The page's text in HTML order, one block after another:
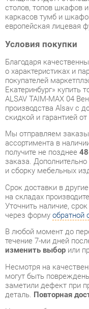
Условия покупки
Благодаря
о характеристиках и
покупателей
Екатеринбург» купить
ALSAV TAIM-MAX 04
производства Alsav с
скидкой и гарантией от
Мы отправляем заказы
ассортимента в
получите не позднее48-
заказа. Дополнительно
Срок доставки в другие
на складах
Уточнить наличие,
через формуобратной
В любой момент до
течение 7-ми дней
изменить выборили
Несмотря на
могут быть повреждены
заметили дефект при
деталь.Повторная
На всю мебель
распространяется
года с момента
Комплект офисной